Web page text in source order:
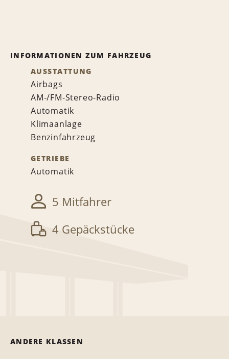
INFORMATIONEN ZUM FAHRZEUG
AUSSTATTUNG
Airbags
AM-/FM-Stereo-Radio
Automatik
Klimaanlage
Benzinfahrzeug
GETRIEBE
Automatik
5 Mitfahrer
4 Gepäckstücke
ANDERE KLASSEN